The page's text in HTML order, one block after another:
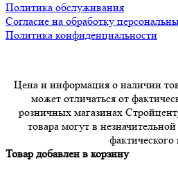
Политика обслуживания
Согласие на обработку
Политика конфиденциальности
Цена и информация о наличии
может отличаться от
розничных магазинах
товара могут в
фактического
Товар добавлен в корзину